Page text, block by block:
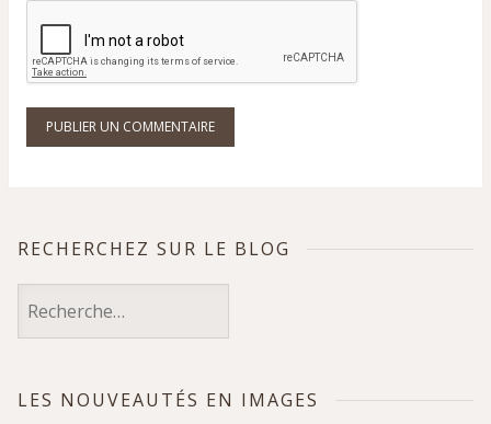
RECHERCHEZ SUR LE BLOG
Rechercher :
LES NOUVEAUTÉS EN IMAGES